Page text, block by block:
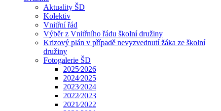
Aktuality ŠD
Kolektiv
Vnitřní řád
Výběr z Vnitřního řádu školní družiny
Krizový plán v případě nevyzvednutí žáka ze školní
družiny
Fotogalerie ŠD
2025⁄2026
2024⁄2025
2023⁄2024
2022⁄2023
2021⁄2022